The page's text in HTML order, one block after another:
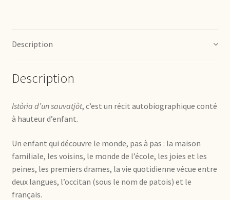
Description
Description
Istòria d’un sauvatjòt, c’est un récit autobiographique conté
à hauteur d’enfant.
Un enfant qui découvre le monde, pas à pas : la maison
familiale, les voisins, le monde de l’école, les joies et les
peines, les premiers drames, la vie quotidienne vécue entre
deux langues, l’occitan (sous le nom de patois) et le
français.